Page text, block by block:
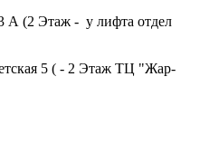
А (2 Этаж - у лифта отдел
5 ( - 2 Этаж ТЦ "Жар-